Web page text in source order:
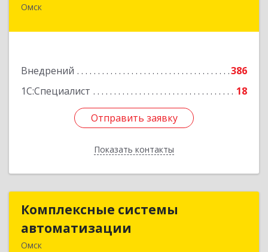
Омск
Внедрений
386
1С:Специалист
18
Отправить заявку
Показать контакты
644024, Омская обл, Омск г, Т.К.Щербанева ул,
Отправить заявку
Назад
Комплексные системы
автоматизации
Омск
Комплексные системы